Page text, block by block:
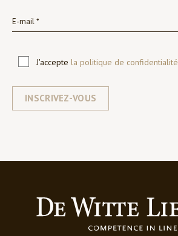
J'accepte la politique de confidentialité
INSCRIVEZ-VOUS